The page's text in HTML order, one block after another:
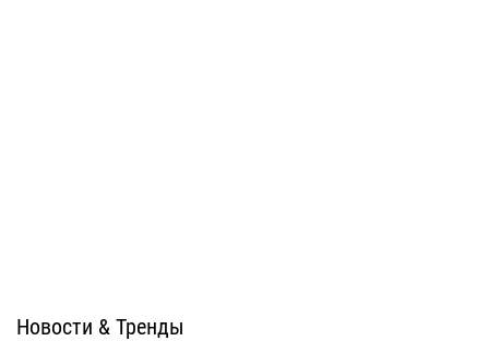
Новости & Тренды